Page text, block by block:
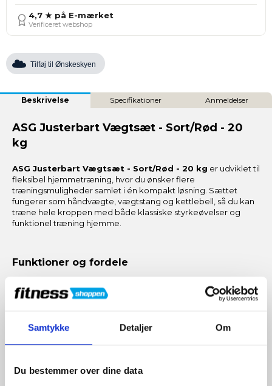
Samtykke Detaljer Om
Du bestemmer over dine data
4,7 ★ på E-mærket
Verificeret webshop
Tilføj til Ønskeskyen
Beskrivelse Specifikationer Anmeldelser
ASG Justerbart Vægtsæt - Sort/Rød - 20
kg
ASG Justerbart Vægtsæt - Sort/Rød - 20 kg er udviklet til
fleksibel hjemmetræning, hvor du ønsker flere
træningsmuligheder samlet i én kompakt løsning. Sættet
fungerer som håndvægte, vægtstang og kettlebell, så du kan
træne hele kroppen med både klassiske styrkeøvelser og
funktionel træning hjemme.
Funktioner og fordele
Flere træningsformer i ét sæt
Justerbar belastning til progression
tilpasse vægten efter øvelse og træningsniveau.